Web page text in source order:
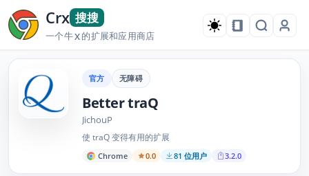
Crx 搜搜
一个牛X的扩展和应用商店
官方 无障碍
Better traQ
JichouP
使 traQ 变得有用的扩展
Chrome 0.0 81 位用户 3.2.0